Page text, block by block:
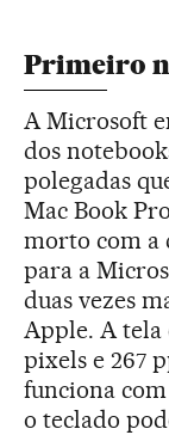
Primeiro
A Microsoft
dos
polegadas
Mac Book
morto com a
para a
duas vezes
Apple. A tela
pixels e 267
funciona
o teclado